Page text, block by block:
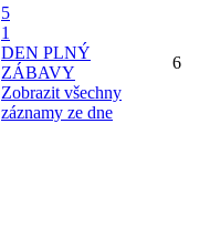
5
1
DEN PLNÝ
ZÁBAVY
Zobrazit všechny
záznamy ze dne
6